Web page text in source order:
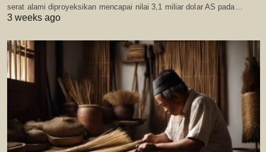
serat alami diproyeksikan mencapai nilai 3,1 miliar dolar AS pada…
3 weeks ago